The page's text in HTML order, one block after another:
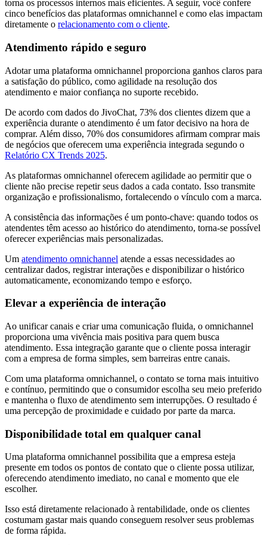
torna os processos internos mais eficientes. A seguir, você confere
cinco benefícios das plataformas omnichannel e como elas impactam
diretamente o relacionamento com o cliente.
Atendimento rápido e seguro
Adotar uma plataforma omnichannel proporciona ganhos claros para
a satisfação do público, como agilidade na resolução dos
atendimento e maior confiança no suporte recebido.
De acordo com dados do JivoChat, 73% dos clientes dizem que a
experiência durante o atendimento é um fator decisivo na hora de
comprar. Além disso, 70% dos consumidores afirmam comprar mais
de negócios que oferecem uma experiência integrada segundo o
Relatório CX Trends 2025.
As plataformas omnichannel oferecem agilidade ao permitir que o
cliente não precise repetir seus dados a cada contato. Isso transmite
organização e profissionalismo, fortalecendo o vínculo com a marca.
A consistência das informações é um ponto-chave: quando todos os
atendentes têm acesso ao histórico do atendimento, torna-se possível
oferecer experiências mais personalizadas.
Um atendimento omnichannel atende a essas necessidades ao
centralizar dados, registrar interações e disponibilizar o histórico
automaticamente, economizando tempo e esforço.
Elevar a experiência de interação
Ao unificar canais e criar uma comunicação fluida, o omnichannel
proporciona uma vivência mais positiva para quem busca
atendimento. Essa integração garante que o cliente possa interagir
com a empresa de forma simples, sem barreiras entre canais.
Com uma plataforma omnichannel, o contato se torna mais intuitivo
e contínuo, permitindo que o consumidor escolha seu meio preferido
e mantenha o fluxo de atendimento sem interrupções. O resultado é
uma percepção de proximidade e cuidado por parte da marca.
Disponibilidade total em qualquer canal
Uma plataforma omnichannel possibilita que a empresa esteja
presente em todos os pontos de contato que o cliente possa utilizar,
oferecendo atendimento imediato, no canal e momento que ele
escolher.
Isso está diretamente relacionado à rentabilidade, onde os clientes
costumam gastar mais quando conseguem resolver seus problemas
de forma rápida.